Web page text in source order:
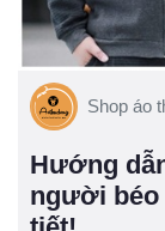
Shop áo
Hướng
người béo